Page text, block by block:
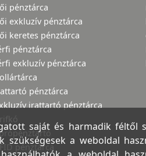
pénztárca
exkluzív pénztárca
keretes pénztárca
pénztárca
exkluzív pénztárca
pénztárca
irattartó pénztárca
brifkó
pénztárca
saját és harmadik féltől
szükségesek a weboldal